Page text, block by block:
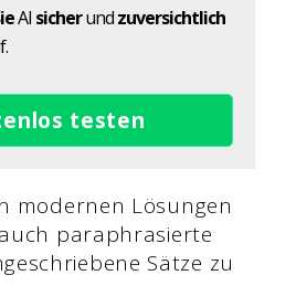
AI sicherundzuversichtlich
testen
modernen Lösungen
paraphrasierte
Sätze zu